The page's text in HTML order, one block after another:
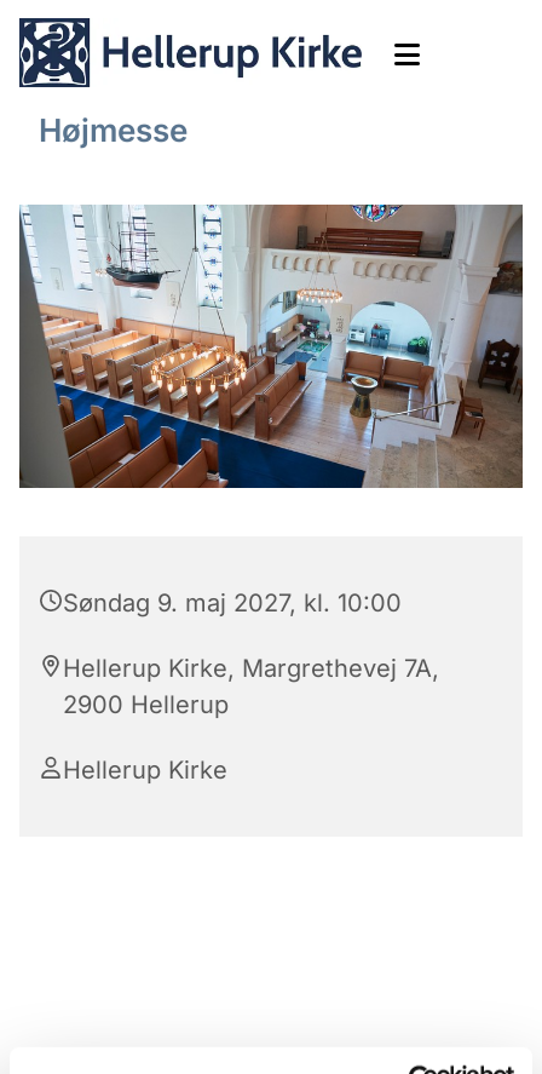
Højmesse
Søndag 9. maj 2027, kl. 10:00
Hellerup Kirke, Margrethevej 7A,
2900 Hellerup
Hellerup Kirke